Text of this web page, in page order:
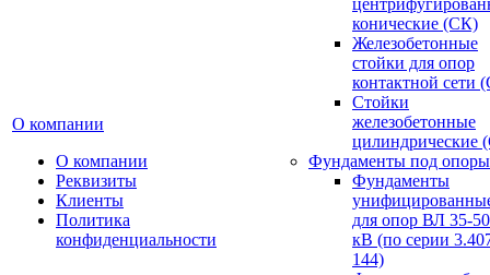
О компании
О компании
Реквизиты
Клиенты
Политика
конфиденциальности
конические (СК)
Железобетонные
стойки для опор
контактной сети
Стойки
железобетонные
цилиндрические
Фундаменты под опоры
Фундаменты
для опор ВЛ 35-
кВ (по серии
144)